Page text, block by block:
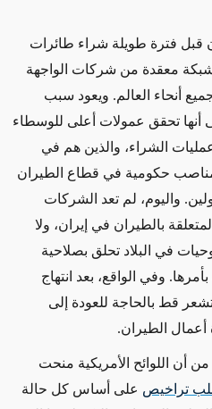
قبل فترة طويلة شراء طائرات
معقدة من شركات الواجهة
أنحاء العالم. ويعود سبب
أنها تحقق عمولات أعلى للوسطاء
عمليات الشراء، والذين هم في
مناصب حكومية في قطاع الطيران
واليوم، لم تعد الشركات
بالطيران في إيران، ولا
في البلاد تحلق بصلاحية
وفي الواقع، بعد انتهاج
قط بالحاجة للعودة إلى
أعمال الطيران.
أن اللوائح الأمريكية منحت
تراخيص على أساس كل حالة